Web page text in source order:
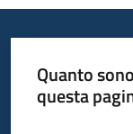
Quanto
questa